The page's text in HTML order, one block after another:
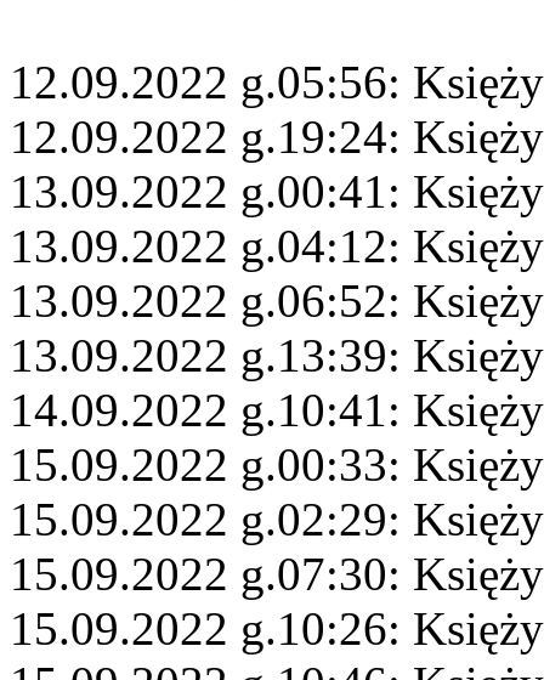
12.09.2022 g.05:56:
12.09.2022 g.19:24:
13.09.2022 g.00:41:
13.09.2022 g.04:12:
13.09.2022 g.06:52:
13.09.2022 g.13:39:
14.09.2022 g.10:41:
15.09.2022 g.00:33:
15.09.2022 g.02:29:
15.09.2022 g.07:30:
15.09.2022 g.10:26: